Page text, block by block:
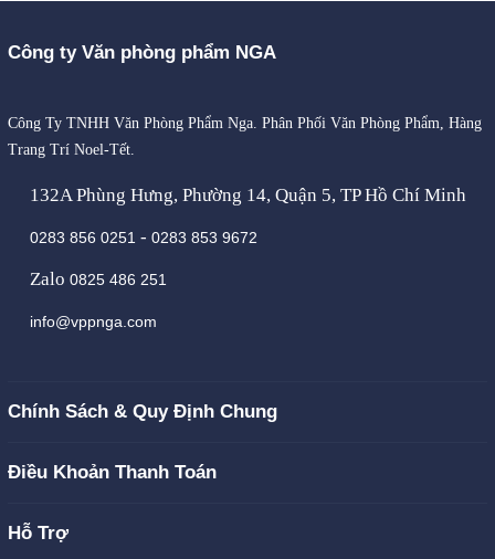
Công ty Văn phòng phẩm NGA
Công Ty TNHH Văn Phòng Phẩm Nga. Phân Phối Văn Phòng Phẩm, Hàng
Trang Trí Noel-Tết.
132A Phùng Hưng, Phường 14, Quận 5, TP Hồ Chí Minh
0283 856 0251 - 0283 853 9672
Zalo 0825 486 251
info@vppnga.com
Chính Sách & Quy Định Chung
Điều Khoản Thanh Toán
Hỗ Trợ